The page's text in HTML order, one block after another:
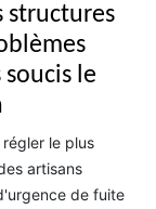
structures
le
le plus
artisans
de fuite